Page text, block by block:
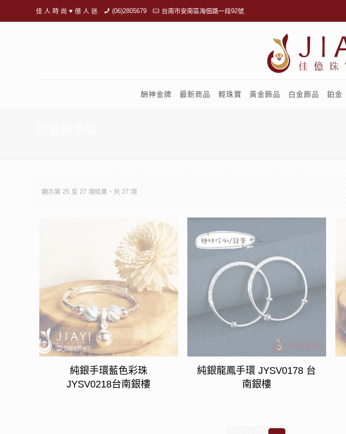
佳 人 時 尚 ♥ 億 人 迷 (06)2805679 台南市安南區海佃路一段92號
酬神金牌 最新商品 輕珠寶 黃金飾品 白金飾品 鉑金
顯示第 25 至 27 項結果，共 27 項
純銀手環藍色彩珠
JYSV0218台南銀樓
純銀龍鳳手環 JYSV0178 台
南銀樓